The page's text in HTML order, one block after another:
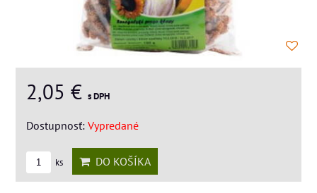
2,05 € s DPH
Dostupnosť: Vypredané
ks DO KOŠÍKA